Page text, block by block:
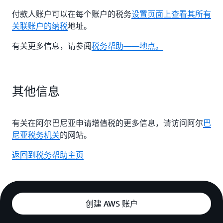
付款人账户可以在每个账户的税务设置页面上查看其所有
关联账户的纳税地址。
有关更多信息，请参阅税务帮助——地点。
其他信息
有关在阿尔巴尼亚申请增值税的更多信息，请访问阿尔巴
尼亚税务机关的网站。
返回到税务帮助主页
创建 AWS 账户